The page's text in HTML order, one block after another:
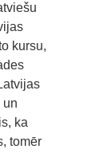
kursu,
un
ka
tomēr